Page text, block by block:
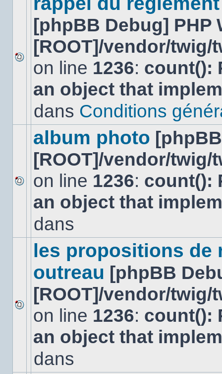
Aucun
nouveau
message
non-
dans
[phpBB Debug] PHP
[ROOT]/vendor/
on line 1236: count():
an object that
dans Conditions
Aucun
nouveau
message
sujet.
album photo
[ROOT]/vendor/
on line 1236: count():
an object that
dans
Aucun
nouveau
message
non-
dans
les propositions de
outreau [phpBB
[ROOT]/vendor/
on line 1236: count():
an object that
dans